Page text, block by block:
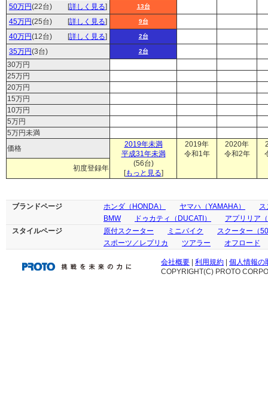
50万円(22台) [詳しく見る] 13台
45万円(25台) [詳しく見る] 9台
40万円(12台) [詳しく見る] 2台
35万円(3台) 2台
30万円
25万円
20万円
15万円
10万円
5万円
5万円未満
価格
2019年未満
平成31年未満
(56台)
[もっと見る]
2019年
令和1年
2020年
令和2年
初度登録年
ブランドページ ホンダ（HONDA） ヤマハ（YAMAHA）
ス
BMW
ドゥカティ（DUCATI）
アプリリア
スタイルページ
原付スクーター ミニバイク
スクーター（
スポーツ／レプリカ
ツアラー オフロード
会社概要 利用規約
個人情報の
COPYRIGHT(C) PROTO